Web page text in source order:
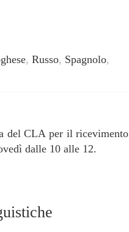
, Russo, Spagnolo,
del CLA per il ricevimento
dalle 10 alle 12.